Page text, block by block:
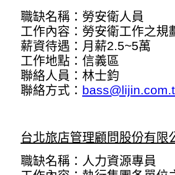
職缺名稱：勞安衛人員
工作內容：勞安衛工作之規
薪資待遇：月薪2.5~5萬
工作地點：信義區
聯絡人員：林士鈞
聯絡方式：
台北旅店管理顧問股份有限
職缺名稱：人力資源專員